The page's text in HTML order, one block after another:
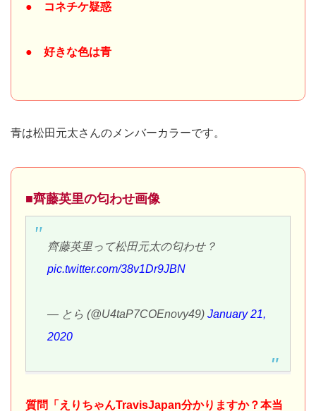
● コネチケ疑惑
● 好きな色は青
青は松田元太さんのメンバーカラーです。
■齊藤英里の匂わせ画像
齊藤英里って松田元太の匂わせ？
pic.twitter.com/38v1Dr9JBN
— とら (@U4taP7COEnovy49) January 21,
2020
質問「えりちゃんTravisJapan分かりますか？本当